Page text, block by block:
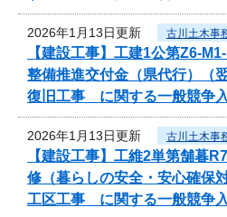
2026年1月13日更新 古川土木事
【建設工事】工建1公第Z6-
整備推進交付金（県代行）（
復旧工事 に関する一般競争
2026年1月13日更新 古川土木事
【建設工事】工維2単第舗
修（暮らしの安全・安心確保
工区工事 に関する一般競争